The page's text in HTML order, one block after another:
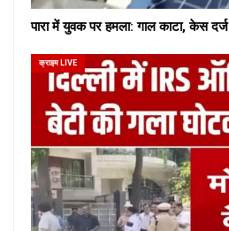
पारा में युवक पर हमला: गाल काटा, केस दर्ज
क्राइम LIVE